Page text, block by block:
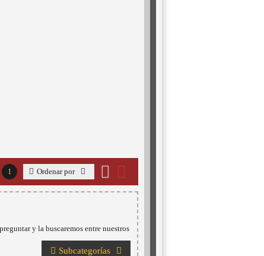
1 Ordenar por
y la buscaremos entre nuestros
Subcategorías